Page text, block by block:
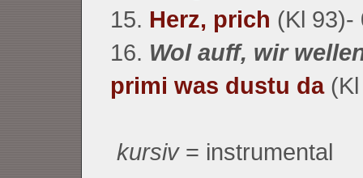
15. Herz, prich (Kl 93)-
16. Wol auff, wir
primi was dustu da
kursiv= instrumental